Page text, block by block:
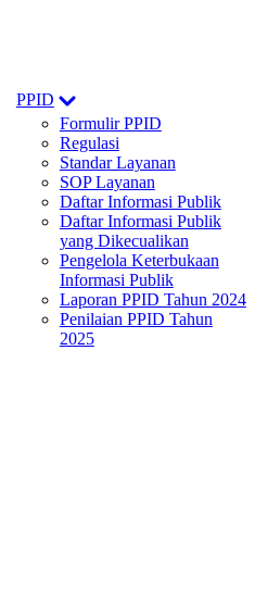
PPID
menu
Formulir PPID
Regulasi
Standar Layanan
SOP Layanan
Daftar Informasi Publik
Daftar Informasi Publik
yang Dikecualikan
Pengelola Keterbukaan
Informasi Publik
Laporan PPID Tahun 2024
Penilaian PPID Tahun
2025